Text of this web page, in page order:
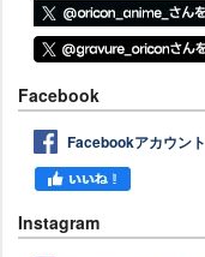
Facebook
Facebookアカウント
Instagram